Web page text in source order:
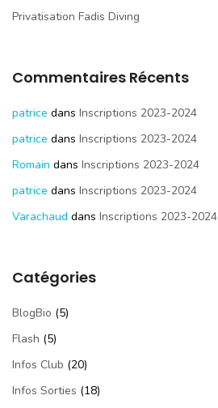
Privatisation Fadis Diving
Commentaires Récents
patrice dans Inscriptions 2023-2024
patrice dans Inscriptions 2023-2024
Romain dans Inscriptions 2023-2024
patrice dans Inscriptions 2023-2024
Varachaud dans Inscriptions 2023-2024
Catégories
BlogBio (5)
Flash (5)
Infos Club (20)
Infos Sorties (18)